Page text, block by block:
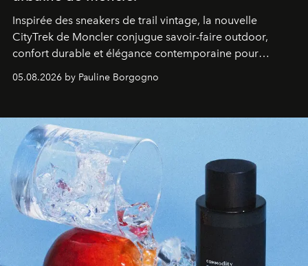
Inspirée des sneakers de trail vintage, la nouvelle
CityTrek de Moncler conjugue savoir-faire outdoor,
confort durable et élégance contemporaine pour
accompagner les explorations du quotidien.
05.08.2026 by Pauline Borgogno